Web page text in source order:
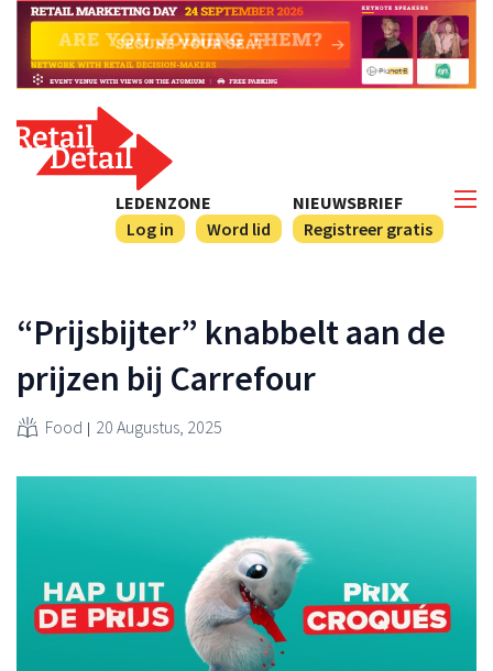
NIEUWSBRIEF
Registreer gratis
LEDENZONE
Log in
Word lid
“Prijsbijter” knabbelt aan de
prijzen bij Carrefour
Food 20 Augustus, 2025